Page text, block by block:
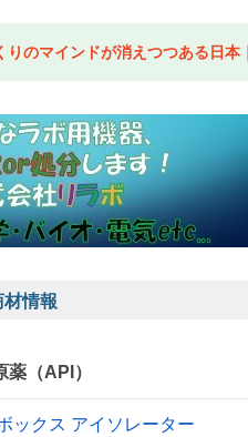
りのマインドが消えつつある日
材情報
（API）
ックス アイソレーター